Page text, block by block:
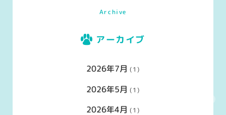
Archive
アーカイブ
2026年7月 (1)
2026年5月 (1)
2026年4月 (1)